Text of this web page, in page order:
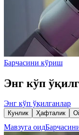
Барчасини кўриш
Энг кўп
Энг кўп ўқилганлар
Кунлик Ҳафталик
Мавзуга оид